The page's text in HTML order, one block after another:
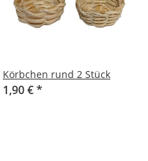
Körbchen rund 2 Stück
1,90 €*